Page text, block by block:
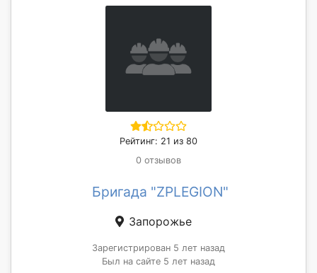
Рейтинг: 21 из 80
0 отзывов
Бригада "ZPLEGION"
Запорожье
Зарегистрирован 5 лет назад
Был на сайте 5 лет назад